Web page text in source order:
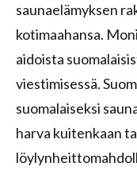
saunaelämyksen
kotimaahansa.
aidoista
viestimisessä.
suomalaiseksi
harva kuitenkaan